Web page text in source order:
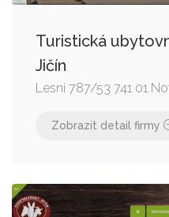
Turistická
Jičín
Lesní 787/53 741 01
Zobrazit detail firmy